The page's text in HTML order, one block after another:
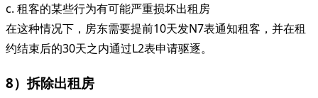
c. 租客的某些行为有可能严重损坏出租房
在这种情况下，房东需要提前10天发N7表通知租客，并在租
约结束后的30天之内通过L2表申请驱逐。
8）拆除出租房